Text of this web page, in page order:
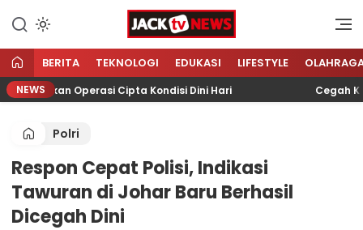
konten
Jacktvnews.com
Sumber Referensi Terpercaya
BERITA TEKNOLOGI EDUKASI LIFESTYLE
NEWSOperasi Cipta Kondisi Dini Hari Cegah
Polri
Respon Cepat Polisi, Indikasi
Tawuran di Johar Baru Berhasil
Dicegah Dini